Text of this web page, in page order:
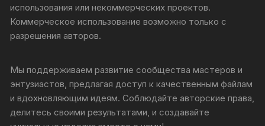
использования или некоммерческих проектов.
Коммерческое использование возможно только с
разрешения авторов.
Мы поддерживаем развитие сообщества мастеров и
энтузиастов, предлагая доступ к качественным файлам
и вдохновляющим идеям. Соблюдайте авторские права,
делитесь своими результатами, и создавайте